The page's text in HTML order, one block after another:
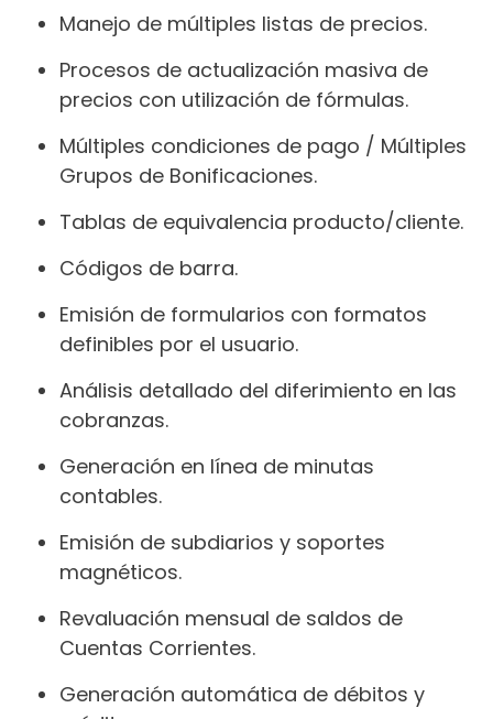
Manejo de múltiples listas de precios.
Procesos de actualización masiva de
precios con utilización de fórmulas.
Múltiples condiciones de pago / Múltiples
Grupos de Bonificaciones.
Tablas de equivalencia producto/cliente.
Códigos de barra.
Emisión de formularios con formatos
definibles por el usuario.
Análisis detallado del diferimiento en las
cobranzas.
Generación en línea de minutas
contables.
Emisión de subdiarios y soportes
magnéticos.
Revaluación mensual de saldos de
Cuentas Corrientes.
Generación automática de débitos y